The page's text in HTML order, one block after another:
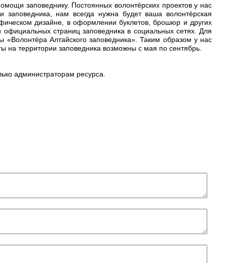
заповеднику. Постоянных волонтёрских проектов у нас
нам всегда нужна будет ваша волонтёрская
дизайне, в оформлении буклетов, брошюр и других
страниц заповедника в социальных сетях. Для
Алтайского заповедника». Таким образом у нас
территории заповедника возможны с мая по сентябрь.
администраторам ресурса.